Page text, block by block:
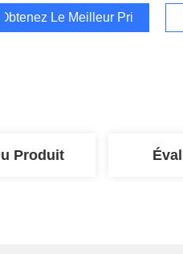
Obtenez Le Meilleur Prix
Produit